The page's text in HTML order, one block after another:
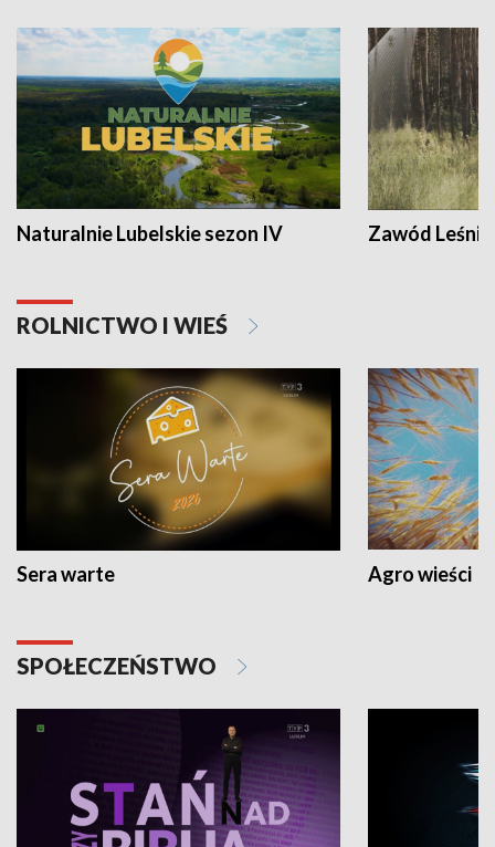
Naturalnie Lubelskie sezon IV Zawód Leśnik
ROLNICTWO I WIEŚ
Sera warte Agro wieści
SPOŁECZEŃSTWO